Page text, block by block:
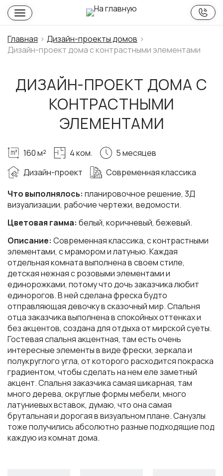
Главная
Дизайн-проекты домов
Дизайн-проект дома с контрастными элементами
ДИЗАЙН-ПРОЕКТ ДОМА С
КОНТРАСТНЫМИ
ЭЛЕМЕНТАМИ
Что выполнялось: планировочное решение, 3Д
визуализации, рабочие чертежи, ведомости.
Цветовая гамма: белый, коричневый, бежевый.
Описание: Современная классика, с контрастными
элементами, с мрамором и латунью. Каждая
отдельная комната выполнена в своем стиле,
детская нежная с розовыми элементами и
единорожками, потому что дочь заказчика любит
единорогов. В ней сделана фреска будто
отправляющая девочку в сказочный мир. Спальня
отца заказчика выполнена в спокойных оттенках и
без акцентов, создана для отдыха от мирской суеты.
Гостевая спальня акцентная, там есть очень
интересные элементы в виде фрески, зеркала и
полукруглого угла, от которого расходится покраска
градиентом, чтобы сделать на нем еле заметный
акцент. Спальня заказчика самая шикарная, там
много дерева, округлые формы мебели, много
латуниевых вставок, думаю, что она самая
брутальная и дорогая в визуальном плане. Санузлы
тоже получились абсолютно разные подходящие под
каждую из комнат дома.
160 м² 4 ком.
5 месяцев
Дизайн-проект
Современная классика